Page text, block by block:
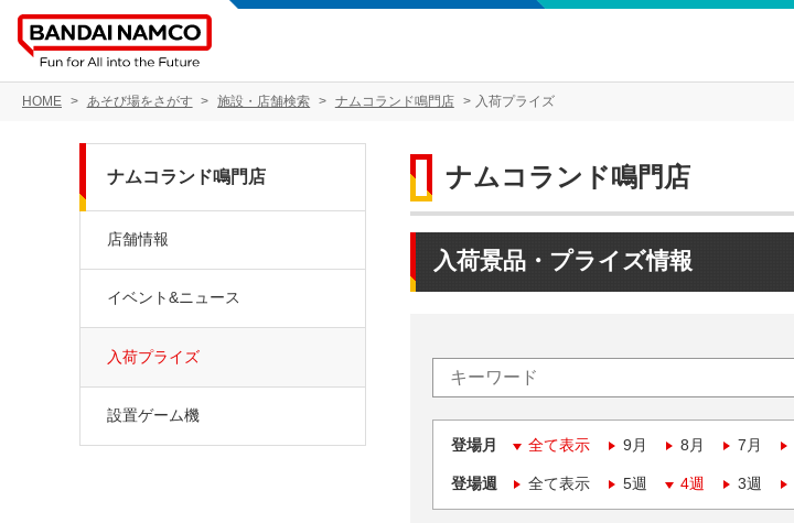
HOME あそび場をさがす 施設・店舗検索 ナムコランド鳴門店 入荷プライズ
ナムコランド鳴門店
入荷景品・プライズ情報
登場月 全て表示 9月 8月 7月
登場週 全て表示 5週 4週 3週
ナムコランド鳴門店
店舗情報
イベント&ニュース
入荷プライズ
設置ゲーム機